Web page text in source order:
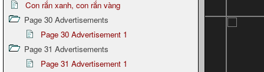
Con rắn xanh, con rắn vàng
Page 30 Advertisements
Page 30 Advertisement 1
Page 31 Advertisements
Page 31 Advertisement 1